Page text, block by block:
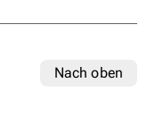
Nach oben